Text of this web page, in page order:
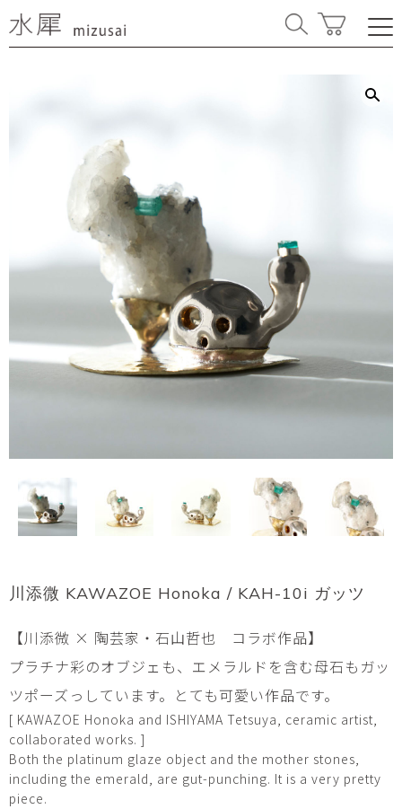
川添微 KAWAZOE Honoka / KAH-10i ガッツ
【川添微 × 陶芸家・石山哲也 コラボ作品】
プラチナ彩のオブジェも、エメラルドを含む母石もガッ
ツポーズっしています。とても可愛い作品です。
[ KAWAZOE Honoka and ISHIYAMA Tetsuya, ceramic artist,
collaborated works. ]
Both the platinum glaze object and the mother stones,
including the emerald, are gut-punching. It is a very pretty
piece.